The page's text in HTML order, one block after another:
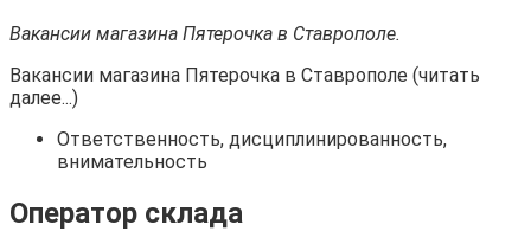
Вакансии магазина Пятерочка в Ставрополе.
Вакансии магазина Пятерочка в Ставрополе (читать
далее...)
Ответственность, дисциплинированность,
внимательность
Оператор склада